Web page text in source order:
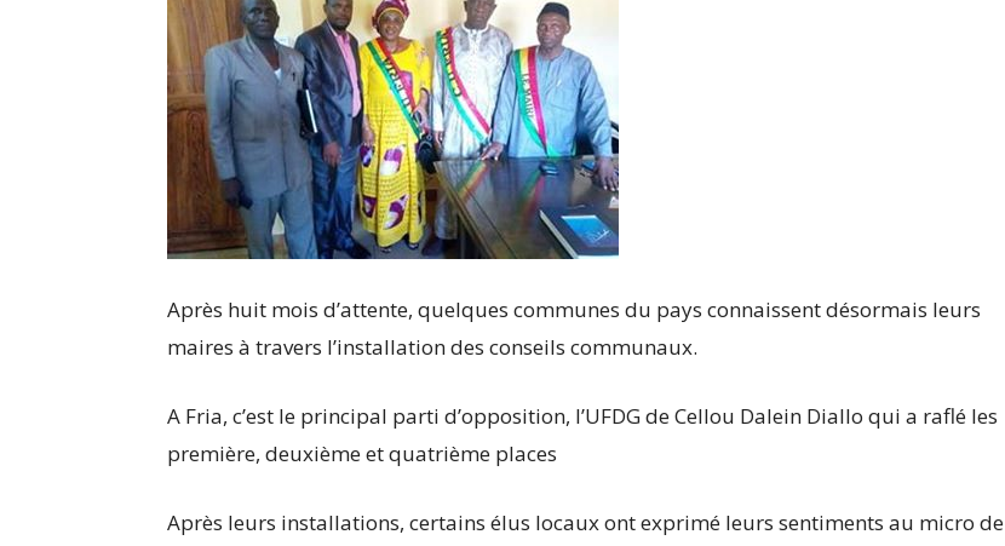
Après huit mois d’attente, quelques communes du pays connaissent désormais leurs
maires à travers l’installation des conseils communaux.
A Fria, c’est le principal parti d’opposition, l’UFDG de Cellou Dalein Diallo qui a raflé les
première, deuxième et quatrième places
Après leurs installations, certains élus locaux ont exprimé leurs sentiments au micro de